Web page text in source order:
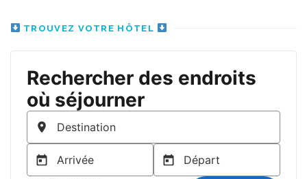
TROUVEZ VOTRE HÔTEL